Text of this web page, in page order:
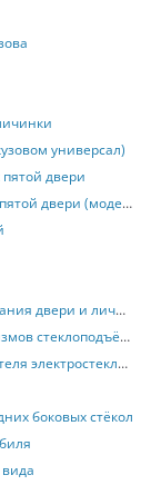
универсал)
двери
Снятие и установка замка и личинки замка пятой двери (модели с кузовом универсал)
Снятие и установка наружной ручки открывания двери и личинки замка
Снятие и установка стёкол дверей и механизмов стеклоподъёмников
Основные сведения и замена электродвигателя электростеклоподъёмника
боковых стёкол